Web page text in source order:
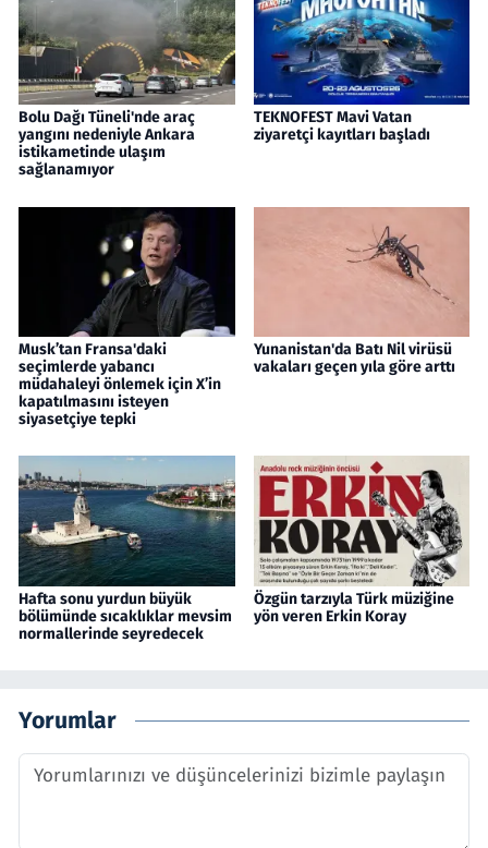
Bolu Dağı Tüneli'nde araç
yangını nedeniyle Ankara
istikametinde ulaşım
sağlanamıyor
TEKNOFEST Mavi Vatan
ziyaretçi kayıtları başladı
Musk’tan Fransa'daki
seçimlerde yabancı
müdahaleyi önlemek için X’in
kapatılmasını isteyen
siyasetçiye tepki
Yunanistan'da Batı Nil virüsü
vakaları geçen yıla göre arttı
Hafta sonu yurdun büyük
bölümünde sıcaklıklar mevsim
normallerinde seyredecek
Özgün tarzıyla Türk müziğine
yön veren Erkin Koray
Yorumlar